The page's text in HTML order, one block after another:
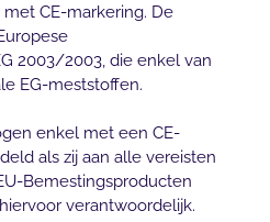
CE-markering. De
2003/2003, die enkel van
EG-meststoffen.
enkel met een CE-
als zij aan alle vereisten
Bemestingsproducten
verantwoordelijk.